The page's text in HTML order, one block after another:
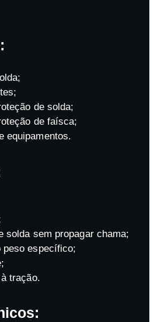
de solda;
de faísca;
equipamentos.
solda sem propagar chama;
peso específico;
tração.